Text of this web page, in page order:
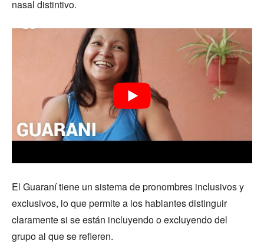
nasal distintivo.
El Guaraní tiene un sistema de pronombres inclusivos y
exclusivos, lo que permite a los hablantes distinguir
claramente si se están incluyendo o excluyendo del
grupo al que se refieren.